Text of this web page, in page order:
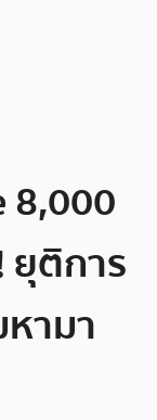
8,000
ยุติการ
ามา